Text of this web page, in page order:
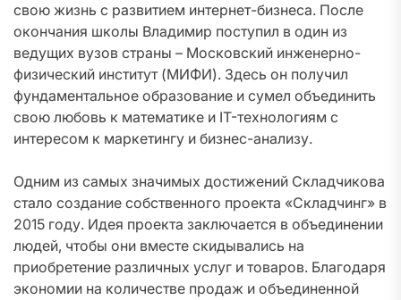
свою жизнь с развитием интернет-бизнеса. После
окончания школы Владимир поступил в один из
ведущих вузов страны – Московский инженерно-
физический институт (МИФИ). Здесь он получил
фундаментальное образование и сумел объединить
свою любовь к математике и IT-технологиям с
интересом к маркетингу и бизнес-анализу.
Одним из самых значимых достижений Складчикова
стало создание собственного проекта «Складчинг» в
2015 году. Идея проекта заключается в объединении
людей, чтобы они вместе скидывались на
приобретение различных услуг и товаров. Благодаря
экономии на количестве продаж и объединенной